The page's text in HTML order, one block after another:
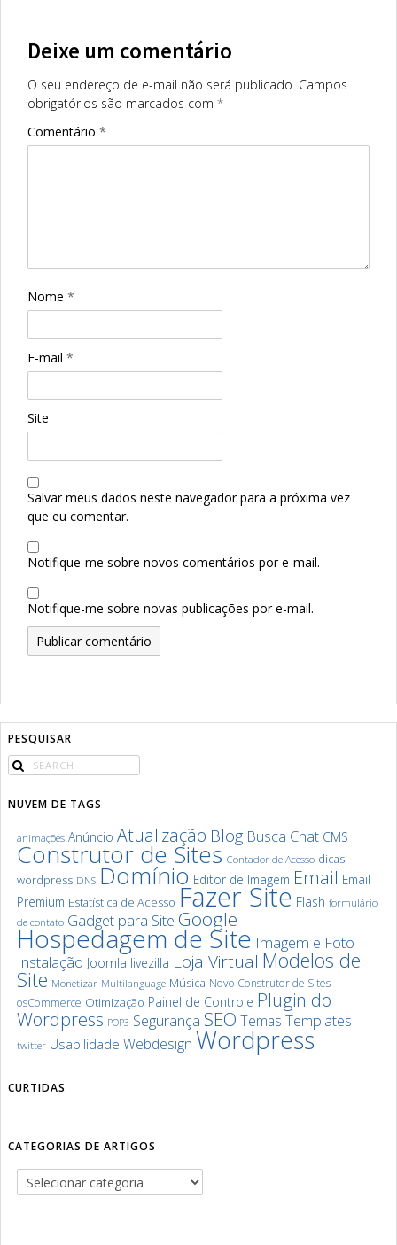
Deixe um comentário
O seu endereço de e-mail não será publicado. Campos
obrigatórios são marcados com *
Comentário *
Nome *
E-mail *
Site
Salvar meus dados neste navegador para a próxima vez
que eu comentar.
Notifique-me sobre novos comentários por e-mail.
Notifique-me sobre novas publicações por e-mail.
PESQUISAR
NUVEM DE TAGS
animações Anúncio Atualização Blog Busca Chat CMS
Construtor de Sites Contador de Acesso dicas
wordpress DNS Domínio Editor de Imagem Email Email
Premium Estatística de Acesso Fazer Site Flash formulário
de contato Gadget para Site Google
Hospedagem de Site Imagem e Foto
Instalação Joomla livezilla Loja Virtual Modelos de
Site Monetizar Multilanguage Música Novo Construtor de Sites
osCommerce Otimização Painel de Controle Plugin do
Wordpress POP3 Segurança SEO Temas Templates
twitter Usabilidade Webdesign Wordpress
CURTIDAS
CATEGORIAS DE ARTIGOS